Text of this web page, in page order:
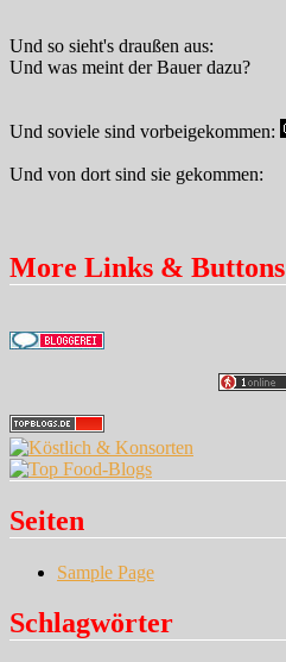
Und so sieht's draußen aus:
Und was meint der Bauer dazu?
Und soviele sind vorbeigekommen:
Und von dort sind sie gekommen:
More Links & Buttons
Seiten
Sample Page
Schlagwörter